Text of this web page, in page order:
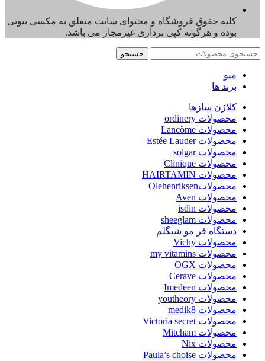
کلیه حقوق فروشگاه و محتوای سایت متعلق به مکسی بیوتی
بوده و هرگونه کپی برداری غیرمجاز می باشد.
جستجو
منو
برند ها
کلاژن سازها
محصولات ordinery
محصولات Lancôme
محصولات Estée Lauder
محصولات solgar
محصولات Clinique
محصولات HAIRTAMIN
محصولاتOlehenriksen
محصولات Aven
محصولات isdin
محصولات sheeglam
دستگاه فر مو شیگلم
محصولات Vichy
محصولات my vitamins
محصولات OGX
محصولات Cerave
محصولات Imedeen
محصولات youtheory
محصولات medik8
محصولات Victoria secret
محصولات Mitcham
محصولات Nix
محصولات Paula’s choise